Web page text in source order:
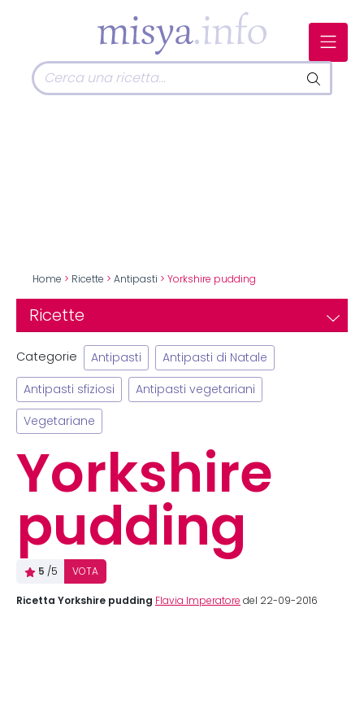
Home > Ricette > Antipasti > Yorkshire pudding
Ricette
Categorie Antipasti Antipasti di Natale
Antipasti sfiziosi Antipasti vegetariani
Vegetariane
Yorkshire
pudding
5 /5 VOTA
Ricetta Yorkshire pudding Flavia Imperatore del 22-09-2016